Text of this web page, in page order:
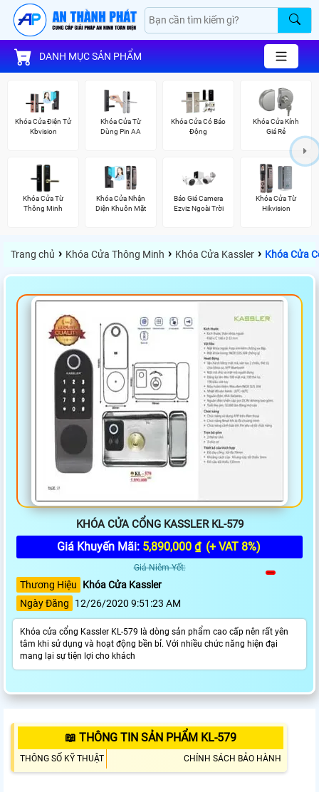
DANH MỤC SẢN PHẨM
Khóa Cửa Điện Tử
Kbvision
Khóa Cửa Từ
Dùng Pin AA
Khóa Cửa Có Báo
Động
Khóa Cửa Kính
Giá Rẻ
Khóa Cửa Từ
Thông Minh
Khóa Cửa Nhận
Diện Khuôn Mặt
Báo Giá Camera
Ezviz Ngoài Trời
Khóa Cửa Từ
Hikvision
Trang chủ › Khóa Cửa Thông Minh › Khóa Cửa Kassler › Khóa Cửa
KHÓA CỬA CỔNG KASSLER KL-579
Giá Khuyến Mãi: 5,890,000 ₫ (+ VAT 8%)
Giá Niêm Yết:
Thương Hiệu
Khóa Cửa Kassler
Ngày Đăng
12/26/2020 9:51:23 AM
Khóa cửa cổng Kassler KL-579 là dòng sản phẩm cao cấp nên rất yên
tâm khi sử dụng và hoạt động bền bỉ. Với nhiều chức năng hiện đại
mang lại sự tiện lợi cho khách
📖 THÔNG TIN SẢN PHẨM KL-579
THÔNG SỐ KỸ THUẬT CHÍNH SÁCH BẢO HÀNH